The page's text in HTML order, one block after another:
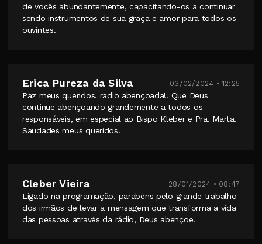
de vocês abundantemente, capacitando-os a continuar
sendo instrumentos de sua graça e amor para todos os
ouvintes.
Erica Pureza da Silva 03/02/2024 • 12:25
Paz meus queridos. radio abençoada!! Que Deus
continue abençoando grandemente a todos os
responsáveis, em especial ao Bispo Kleber e Pra. Marta.
Saudades meus queridos!
Cleber Vieira 28/01/2024 • 08:47
Ligado na programação, parabéns pelo grande trabalho
dos irmãos de levar a mensagem que transforma a vida
das pessoas através da rádio, Deus abençoe.